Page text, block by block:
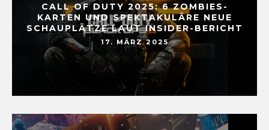
CALL OF DUTY 2025: 6 ZOMBIES-
KARTEN UND SPEKTAKULÄRE NEUE
SCHAUPLÄTZE LAUT INSIDER-BERICHT
17. MÄRZ 2025